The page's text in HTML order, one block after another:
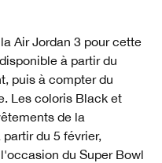
Air Jordan 3 pour cette
à partir du
puis à compter du
Les coloris Black et
de la
du 5 février,
du Super Bowl